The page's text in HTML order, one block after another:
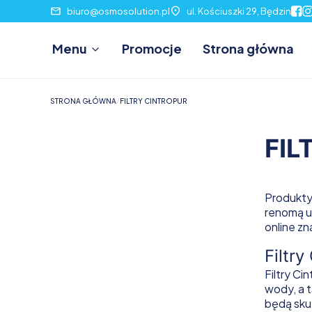
biuro@osmosolution.pl ul. Kościuszki 29, Będzin
Menu Promocje Strona główna
STRONA GŁÓWNA FILTRY CINTROPUR
renomą
online
Filtry
Filtry
wody, a
będą